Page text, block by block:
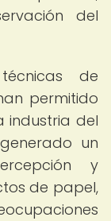
del
de
permitido
industria del
un
y
de papel,